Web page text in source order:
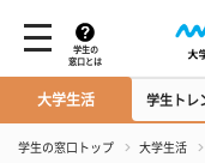
学生の
窓口とは
大学生活 学生トレ
学生の窓口トップ 大学生活